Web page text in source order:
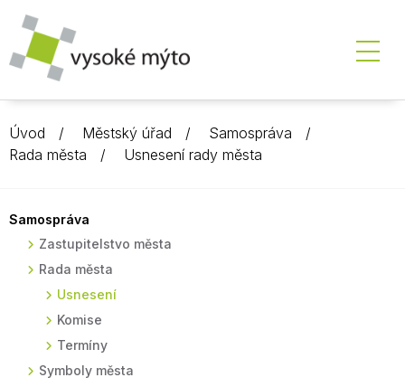
Úvod Městský úřad
Samospráva
Rada města
Usnesení rady města
Samospráva
Zastupitelstvo města
Rada města
Usnesení
Komise
Termíny
Symboly města